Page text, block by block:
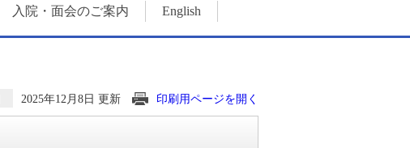
入院・面会のご案内 English
2025年12月8日 更新 印刷用ページを開く